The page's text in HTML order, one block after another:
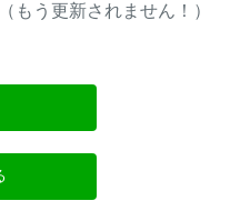
もう更新されません！）